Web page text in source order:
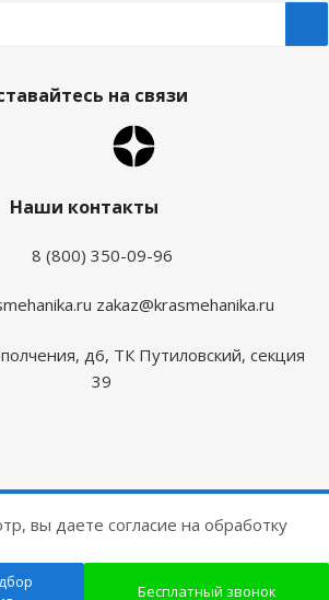
на связи
Наши контакты
8 (800) 350-09-96
zakaz@krasmehanika.ru
д6, ТК Путиловский, секция
39
© Красмеханика
не являются публичной офертой
Бесплатный звонок
вы даете согласие на обработку